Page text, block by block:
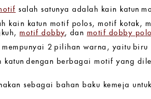
salah satunya adalah kain katun
kain katun motif polos, motif kotak,
motif dobby, dan motif dobby
2 pilihan warna, yaitu
dengan berbagai motif yang
sebagai bahan baku kemeja untuk